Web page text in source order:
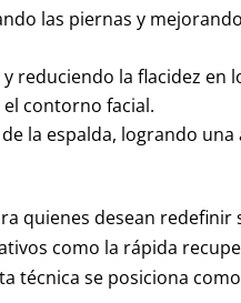
las piernas y
reduciendo la flacidez en
el contorno facial.
la espalda, logrando una
quienes desean
como la rápida
técnica se posiciona